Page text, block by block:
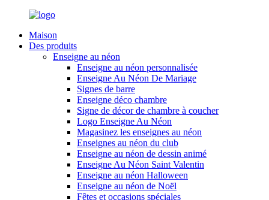
Maison
Des produits
Enseigne au néon
Enseigne au néon personnalisée
Enseigne Au Néon De Mariage
Signes de barre
Enseigne déco chambre
Signe de décor de chambre à coucher
Logo Enseigne Au Néon
Magasinez les enseignes au néon
Enseignes au néon du club
Enseigne au néon de dessin animé
Enseigne Au Néon Saint Valentin
Enseigne au néon Halloween
Enseigne au néon de Noël
Fêtes et occasions spéciales